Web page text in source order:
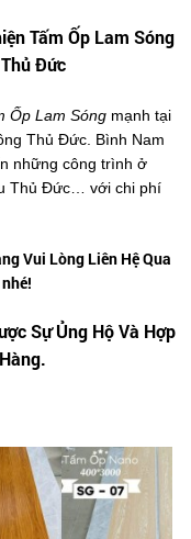
Tấm Ốp Lam Sóng
Đức
Ốp Lam Sóng mạnh tại
Thủ Đức. Bình Nam
những công trình ở
Thủ Đức… với chi phí
Vui Lòng Liên Hệ Qua
Sự Ủng Hộ Và Hợp